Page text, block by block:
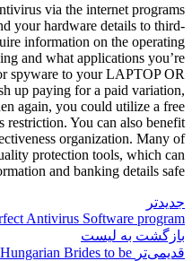
via the internet programs
your hardware details to third-
information on the operating
and what applications you’re
spyware to your LAPTOP OR
up paying for a paid variation,
again, you could utilize a free
restriction. You can also benefit
organization. Many of
protection tools, which can
and banking details safe.
جدیدتر
Antivirus Software program
بازگشت به لیست
قدیمی‌تر Brides to be